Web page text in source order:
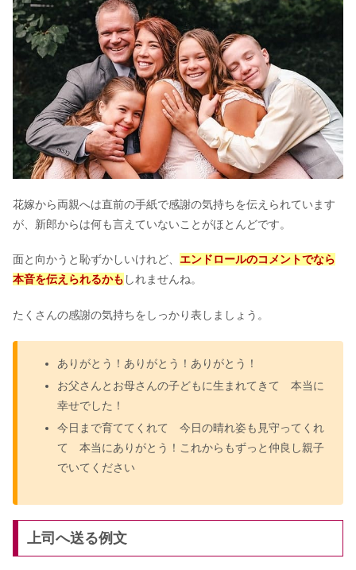
花嫁から両親へは直前の手紙で感謝の気持ちを伝えられています
が、新郎からは何も言えていないことがほとんどです。
面と向かうと恥ずかしいけれど、 エンドロールのコメントでなら
本音を伝えられるかも しれませんね。
たくさんの感謝の気持ちをしっかり表しましょう。
ありがとう！ありがとう！ありがとう！
お父さんとお母さんの子どもに生まれてきて 本当に
幸せでした！
今日まで育ててくれて 今日の晴れ姿も見守ってくれ
て 本当にありがとう！これからもずっと仲良し親子
でいてください
上司へ送る例文